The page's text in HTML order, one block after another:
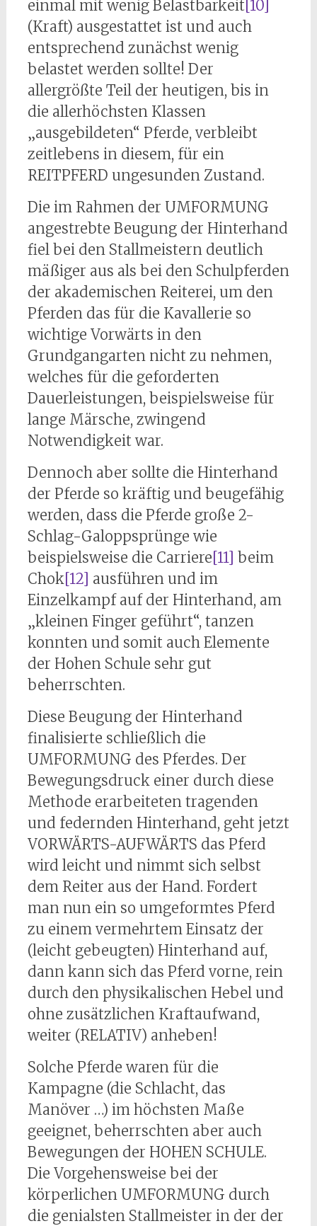
einmal mit wenig Belastbarkeit [10]
(Kraft) ausgestattet ist und auch
entsprechend zunächst wenig
belastet werden sollte! Der
allergrößte Teil der heutigen, bis in
die allerhöchsten Klassen
„ausgebildeten“ Pferde, verbleibt
zeitlebens in diesem, für ein
REITPFERD ungesunden Zustand.
Die im Rahmen der UMFORMUNG
angestrebte Beugung der Hinterhand
fiel bei den Stallmeistern deutlich
mäßiger aus als bei den Schulpferden
der akademischen Reiterei, um den
Pferden das für die Kavallerie so
wichtige Vorwärts in den
Grundgangarten nicht zu nehmen,
welches für die geforderten
Dauerleistungen, beispielsweise für
lange Märsche, zwingend
Notwendigkeit war.
Dennoch aber sollte die Hinterhand
der Pferde so kräftig und beugefähig
werden, dass die Pferde große 2-
Schlag-Galoppsprünge wie
beispielsweise die Carriere[11] beim
Chok[12] ausführen und im
Einzelkampf auf der Hinterhand, am
„kleinen Finger geführt“, tanzen
konnten und somit auch Elemente
der Hohen Schule sehr gut
beherrschten.
Diese Beugung der Hinterhand
finalisierte schließlich die
UMFORMUNG des Pferdes. Der
Bewegungsdruck einer durch diese
Methode erarbeiteten tragenden
und federnden Hinterhand, geht jetzt
VORWÄRTS-AUFWÄRTS das Pferd
wird leicht und nimmt sich selbst
dem Reiter aus der Hand. Fordert
man nun ein so umgeformtes Pferd
zu einem vermehrtem Einsatz der
(leicht gebeugten) Hinterhand auf,
dann kann sich das Pferd vorne, rein
durch den physikalischen Hebel und
ohne zusätzlichen Kraftaufwand,
weiter (RELATIV) anheben!
Solche Pferde waren für die
Kampagne (die Schlacht, das
Manöver …) im höchsten Maße
geeignet, beherrschten aber auch
Bewegungen der HOHEN SCHULE.
Die Vorgehensweise bei der
körperlichen UMFORMUNG durch
die genialsten Stallmeister in der der